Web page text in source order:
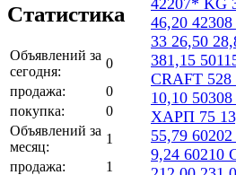
Статистика
Объявлений за
сегодня:
0
продажа:
0
покупка:
0
Объявлений за
месяц:
1
продажа:
1